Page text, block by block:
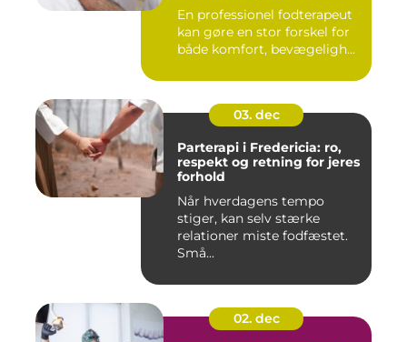
En professionel fodterapeut
kan gøre en stor forskel for
både komfort, bevægeligh...
03. dec
Parterapi i Fredericia: ro,
respekt og retning for jeres
forhold
Når hverdagens tempo
stiger, kan selv stærke
relationer miste fodfæstet.
Små...
02. dec